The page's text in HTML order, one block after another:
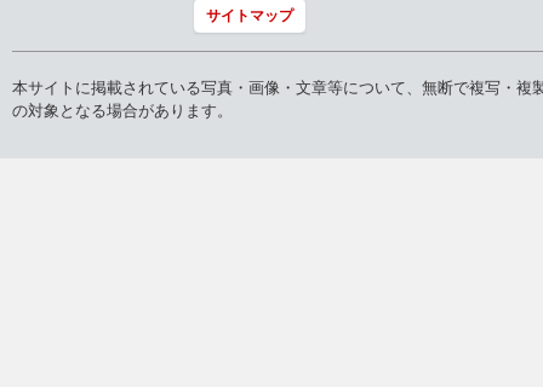
サイトマップ
本サイトに掲載されている写真・画像・文章等について、無断で複写・
の対象となる場合があります。